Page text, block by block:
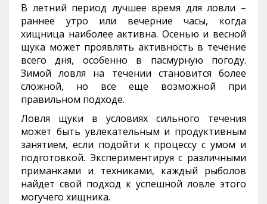
В летний период лучшее время для ловли –
раннее утро или вечерние часы, когда
хищница наиболее активна. Осенью и весной
щука может проявлять активность в течение
всего дня, особенно в пасмурную погоду.
Зимой ловля на течении становится более
сложной, но все еще возможной при
правильном подходе.
Ловля щуки в условиях сильного течения
может быть увлекательным и продуктивным
занятием, если подойти к процессу с умом и
подготовкой. Экспериментируя с различными
приманками и техниками, каждый рыболов
найдет свой подход к успешной ловле этого
могучего хищника.